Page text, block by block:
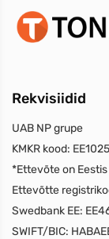
Rekvisiidid
UAB NP grupe
KMKR kood:
*Ettevõte on
Ettevõtte
Swedbank EE:
SWIFT/BIC: